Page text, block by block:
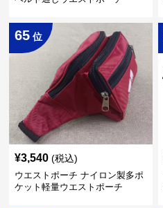
65 位
¥3,540 (税込)
ウエストポーチ ナイロン製多ポ
ケット軽量ウエストポーチ